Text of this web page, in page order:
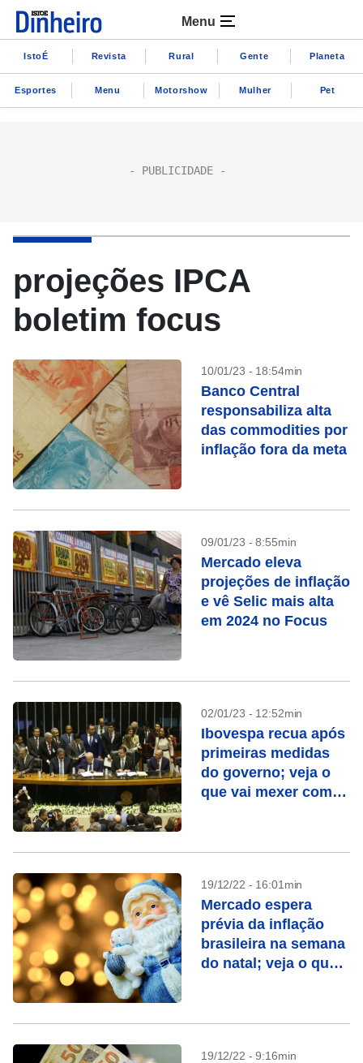
Menu
IstoÉ Revista Rural Gente Planeta
Esportes Menu Motorshow Mulher Pet
projeções IPCA
boletim focus
10/01/23 - 18:54min
Banco Central
responsabiliza alta
das commodities por
inflação fora da meta
09/01/23 - 8:55min
Mercado eleva
projeções de inflação
e vê Selic mais alta
em 2024 no Focus
02/01/23 - 12:52min
Ibovespa recua após
primeiras medidas
do governo; veja o
que vai mexer com o
19/12/22 - 16:01min
Mercado espera
prévia da inflação
brasileira na semana
do natal; veja o que
19/12/22 - 9:16min